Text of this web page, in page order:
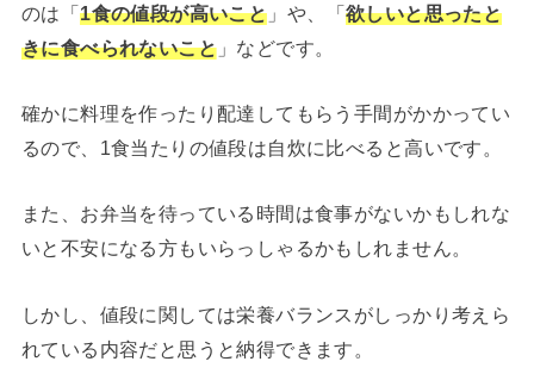
のは「1食の値段が高いこと 」や、「欲しいと思ったと
きに食べられないこと 」などです。
確かに料理を作ったり配達してもらう手間がかかってい
るので、1食当たりの値段は自炊に比べると高いです。
また、お弁当を待っている時間は食事がないかもしれな
いと不安になる方もいらっしゃるかもしれません。
しかし、値段に関しては栄養バランスがしっかり考えら
れている内容だと思うと納得できます。